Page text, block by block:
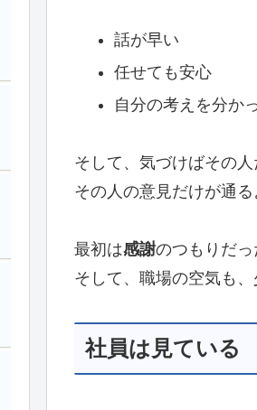
話が早い
任せても安心
自分の考えを分か
そして、気づけばその人
その人の意見だけが通る
最初は感謝のつもりだ
そして、職場の空気も
社員は見ている